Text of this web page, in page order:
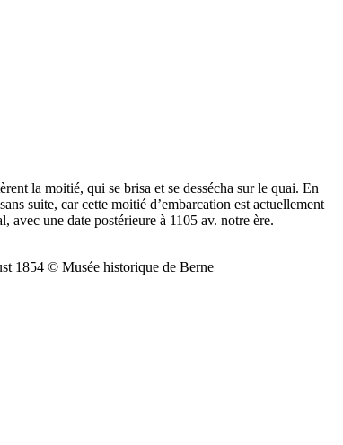
la moitié, qui se brisa et se dessécha sur le quai. En
suite, car cette moitié d’embarcation est actuellement
avec une date postérieure à 1105 av. notre ère.
1854 © Musée historique de Berne